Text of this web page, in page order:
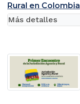
Rural en Colombia
Más detalles